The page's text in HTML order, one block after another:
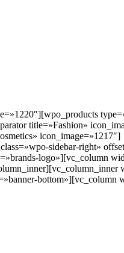
title=»Fashion»
icon_image=»1217″]
sidebar-right»
logo»][vc_column
bottom»][vc_column